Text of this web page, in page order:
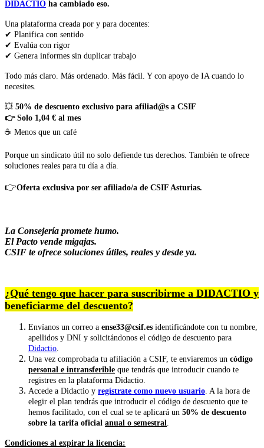
DIDACTIO ha cambiado eso.
Una plataforma creada por y para docentes:
✔ Planifica con sentido
✔ Evalúa con rigor
✔ Genera informes sin duplicar trabajo
Todo más claro. Más ordenado. Más fácil. Y con apoyo de IA cuando lo
necesites.
💥 50% de descuento exclusivo para afiliad@s a CSIF
👉 Solo 1,04 € al mes
☕ Menos que un café
Porque un sindicato útil no solo defiende tus derechos. También te ofrece
soluciones reales para tu día a día.
👉Oferta exclusiva por ser afiliado/a de CSIF Asturias.
La Consejería promete humo.
El Pacto vende migajas.
CSIF te ofrece soluciones útiles, reales y desde ya.
¿Qué tengo que hacer para suscribirme a DIDACTIO y
beneficiarme del descuento?
Envíanos un correo a ense33@csif.es identificándote con tu nombre,
apellidos y DNI y solicitándonos el código de descuento para
Didactio
Una vez comprobada tu afiliación a CSIF, te enviaremos un código
personal e intransferible que tendrás que introducir cuando te
registres en la plataforma Didactio.
Accede a Didactio y regístrate como nuevo usuario . A la hora de
elegir el plan tendrás que introducir el código de descuento que te
hemos facilitado, con el cual se te aplicará un 50% de descuento
sobre la tarifa oficial anual o semestral
Condiciones al expirar la licencia: